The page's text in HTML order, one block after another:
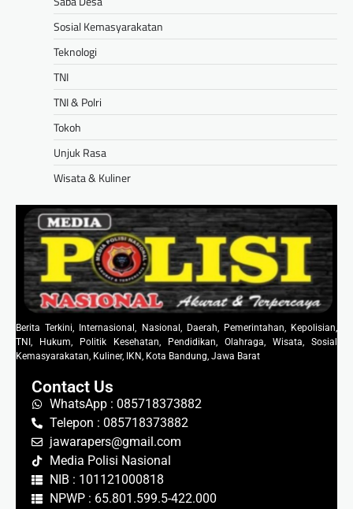
Sosial Kemasyarakatan
Teknologi
TNI
TNI & Polri
Tokoh
Unjuk Rasa
Wisata & Kuliner
Berita Terkini, Internasional, Nasional, Daerah, Pemerintahan, Kepolisian,
TNI, Hukum, Politik Kesehatan, Pendidikan, Olahraga, Wisata, Sosial
Kemasyarakatan, Kuliner, IKN, Kota Bandung, Jawa Barat
Contact Us
WhatsApp : 085718373882
Telepon : 085718373882
jawarapers@gmail.com
Media Polisi Nasional
NIB : 101121000818
NPWP : 65.801.599.5-422.000